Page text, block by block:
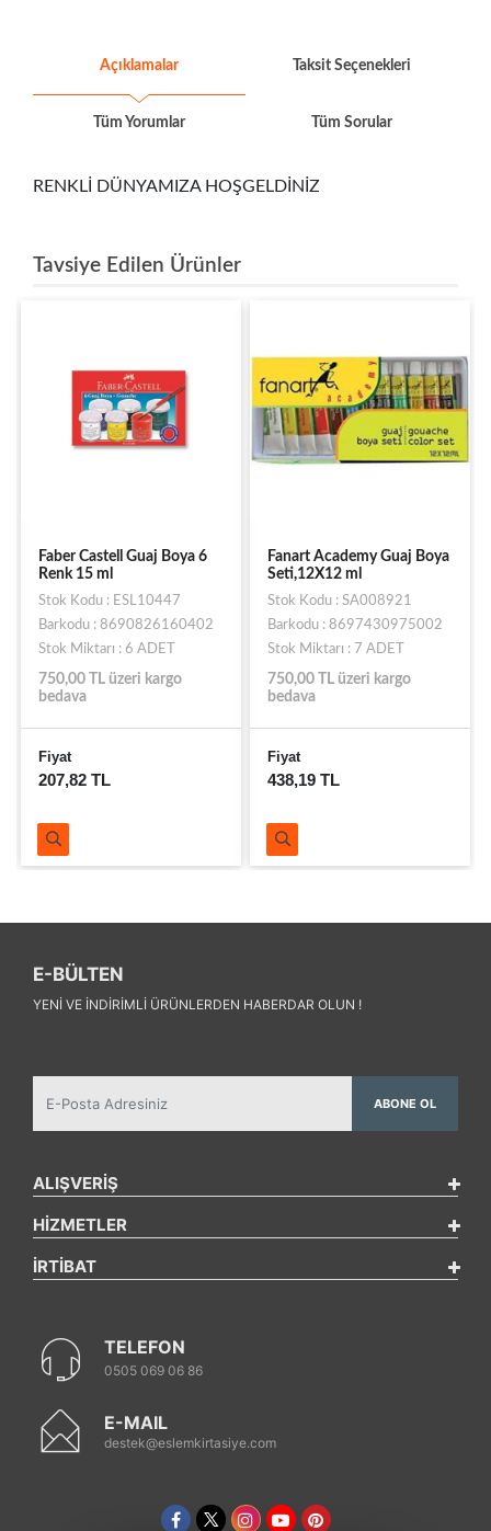
Açıklamalar Taksit Seçenekleri
Tüm Yorumlar Tüm Sorular
RENKLİ DÜNYAMIZA HOŞGELDİNİZ
Tavsiye Edilen Ürünler
Faber Castell Guaj Boya 6
Renk 15 ml
Stok Kodu : ESL10447
Barkodu : 8690826160402
Stok Miktarı : 6 ADET
750,00 TL üzeri kargo
bedava
Fiyat
207,82 TL
Fanart Academy Guaj Boya
Seti,12X12 ml
Stok Kodu : SA008921
Barkodu : 8697430975002
Stok Miktarı : 7 ADET
750,00 TL üzeri kargo
bedava
Fiyat
438,19 TL
E-BÜLTEN
YENI VE INDIRIMLI ÜRÜNLERDEN HABERDAR OLUN !
ABONE OL
ALIŞVERİŞ
HİZMETLER
İRTİBAT
TELEFON
0505 069 06 86
E-MAIL
destek@eslemkirtasiye.com